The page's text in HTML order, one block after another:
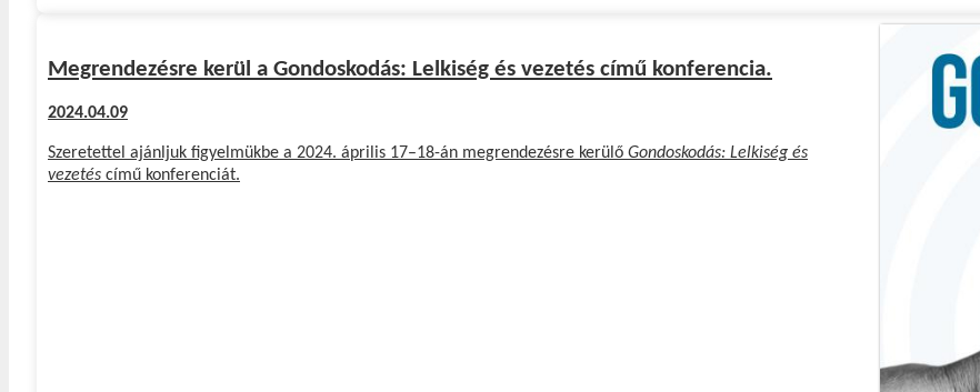
Megrendezésre kerül a Gondoskodás: Lelkiség és vezetés című konferencia.
2024.04.09
Szeretettel ajánljuk figyelmükbe a 2024. április 17–18-án megrendezésre kerülő Gondoskodás: Lelkiség és
vezetés című konferenciát.